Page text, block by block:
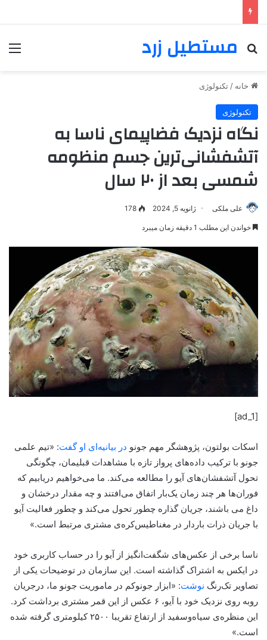
مستطیل زرد
خانه / تکنولوژی
تکنولوژی
نگاه نزدیک فضاپیمای ناسا به
آتشفشانی‌ترین جسم منظومه
شمسی بعد از ۲۰ سال
علی ملکی ژانویه 5, 2024 178
خواندن این مطلب 1 دقیقه زمان میبرد
[ad_1]
اسکات بولتون، پژوهشگر مهم جونو در بیانیه‌ای او گفت: «تیم علمی
جونو با ترکیب داده‌های پرواز تازه با مشاهدات قبلیمان، چگونگی
تحول آتشفشان‌های آیو را مطالعه می‌کند. ما می‌خواهیم دریابیم که
فوران‌ها هر چند زمان یک‌بار اتفاق می‌افتند و چه مقدار درخشان و
داغ می باشند، جریان گذاره چطور تحول می‌کند و چطور فعالیت آیو
با جریان ذرات باردار در مغناطیس‌کره‌ی مشتری مرتبط است.»
ناسا برخی از عکس‌های شگفت‌انگیز از آیو را در حساب کاربری خود
در ایکس به اشتراک گذاشته است. این سازمان در توضیحات یکی از
تصاویر تک‌رنگ نوشت: «ابزار جونوکم در ماموریت جونو ما، درجریان
روبه رو‌ی نزدیک خود با آیو، ۶ عکس از این قمر مشتری برداشت کرد.
این منظره‌ی سیاه‌وسفید از ارتفاع تقریبا ۲۵۰۰ کیلومتری گرفته شده
است.»